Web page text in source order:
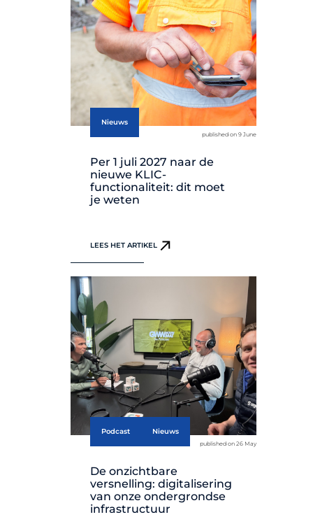
Nieuws
published on 9 June
Per 1 juli 2027 naar de
nieuwe KLIC-
functionaliteit: dit moet
je weten
LEES HET ARTIKEL
Podcast Nieuws
published on 26 May
De onzichtbare
versnelling: digitalisering
van onze ondergrondse
infrastructuur